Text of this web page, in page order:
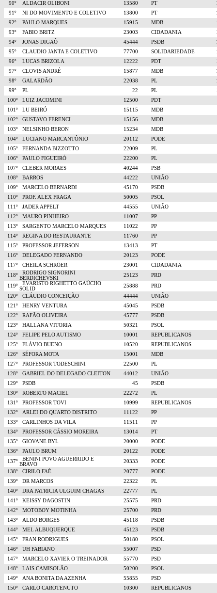
90º
ALDACIR OLIBONI 13580 PT
91º
NI DO MOVIMENTO E COLETIVO 13800 PT
92º
PAULO MARQUES 15915 MDB
93º
FABIO BRITZ 23003 CIDADANIA
94º
JONAS DIGAÔ 45444 PSDB
95º
CLAUDIO JANTA E COLETIVO 77700 SOLIDARIEDADE
96º
LUCAS BRIZOLA 12222 PDT
97º
CLOVIS ANDRÉ 15877 MDB
98º
GALARDÃO 22038 PL
99º
PL 22 PL
100º
LUIZ JACOMINI 12500
PDT
101º
LU BEIRÓ 15115
MDB
102º
GUSTAVO FERENCI 15156
MDB
103º
NELSINHO BERON 15234
MDB
104º
LUCIANO MARCANTÔNIO 20112
PODE
105º
FERNANDA BIZZOTTO 22009
PL
106º
PAULO FIGUEIRÓ 22200
PL
107º
CLEBER MORAES 40244
PSB
108º
BARROS 44222
UNIÃO
109º
MARCELO BERNARDI 45170
PSDB
110º
PROF. ALEX FRAGA 50005
PSOL
111º
JADER APPELT 44555
UNIÃO
112º
MAURO PINHEIRO 11007
PP
113º
SARGENTO MARCELO MARQUES 11022
PP
114º
REGINA DO RESTAURANTE 11760
PP
115º
PROFESSOR JEFERSON 13413
PT
116º
DELEGADO FERNANDO 20123
PODE
117º
CHEILA SCHRÖER 23001
CIDADANIA
118º
RODRIGO SIGNORINI
BERDICHEVSKI
25123
PRD
119º
EVARISTO RIGHETTO GAÚCHO
SOLID
25888
PRD
120º
CLÁUDIO CONCEIÇÃO 44444
UNIÃO
121º
HENRY VENTURA 45045
PSDB
122º
RAFÃO OLIVEIRA 45777
PSDB
123º
HALLANA VITORIA 50321
PSOL
124º
FELIPE PELO AUTISMO 10001
REPUBLICANOS
125º
FLÁVIO BUENO 10520
REPUBLICANOS
126º
SÉFORA MOTA 15001
MDB
127º
PROFESSOR TODESCHINI 22500
PL
128º
GABRIEL DO DELEGADO CLEITON 44012
UNIÃO
129º
PSDB 45
PSDB
130º
ROBERTO MACIEL 22272
PL
131º
PROFESSOR TOVI 10999
REPUBLICANOS
132º
ARLEI DO QUARTO DISTRITO 11122
PP
133º
CARLINHOS DA VILA 11511
PP
134º
PROFESSOR CÁSSIO MOREIRA 13014
PT
135º
GIOVANE BYL 20000
PODE
136º
PAULO BRUM 20122
PODE
137º
BENINI POVO AGUERRIDO E
BRAVO
20333
PODE
138º
CIRILO FAÉ 20777
PODE
139º
DR MARCOS 22322
PL
140º
DRA PATRICIA ULGUIM CHAGAS 22777
PL
141º
KEISSY DAGOSTIN 25575
PRD
142º
MOTOBOY MOTINHA 25700
PRD
143º
ALDO BORGES 45118
PSDB
144º
MEL ALBUQUERQUE 45123
PSDB
145º
FRAN RODRIGUES 50180
PSOL
146º
UH FABIANO 55007
PSD
147º
MARCELO XAVIER O TREINADOR 55770
PSD
148º
LAIS CAMISOLÃO 50200
PSOL
149º
ANA BONITA DA AZENHA 55855
PSD
150º
CARLO CAROTENUTO 10300 REPUBLICANOS